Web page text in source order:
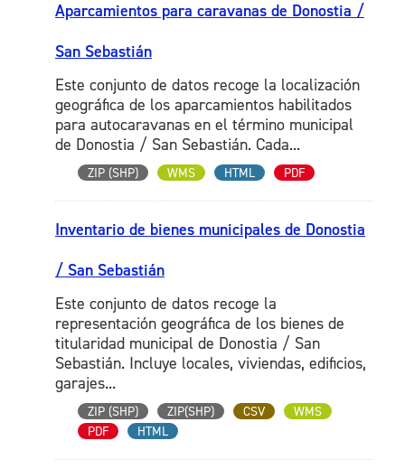
Aparcamientos para caravanas de Donostia /
San Sebastián
Este conjunto de datos recoge la localización
geográfica de los aparcamientos habilitados
para autocaravanas en el término municipal
de Donostia / San Sebastián. Cada...
ZIP (SHP) WMS HTML PDF
Inventario de bienes municipales de Donostia
/ San Sebastián
Este conjunto de datos recoge la
representación geográfica de los bienes de
titularidad municipal de Donostia / San
Sebastián. Incluye locales, viviendas, edificios,
garajes...
ZIP (SHP) ZIP(SHP) CSV
WMS
PDF
HTML